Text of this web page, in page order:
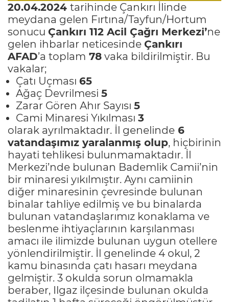
20.04.2024 tarihinde Çankırı İlinde
meydana gelen Fırtına/Tayfun/Hortum
sonucu Çankırı 112 Acil Çağrı Merkezi’ne
gelen ihbarlar neticesinde Çankırı
AFAD’a toplam 78 vaka bildirilmiştir. Bu
vakalar;
Çatı Uçması 65
Ağaç Devrilmesi 5
Zarar Gören Ahır Sayısı 5
Cami Minaresi Yıkılması 3
olarak ayrılmaktadır. İl genelinde 6
vatandaşımız yaralanmış olup, hiçbirinin
hayati tehlikesi bulunmamaktadır. İl
Merkezi’nde bulunan Bademlik Camii’nin
bir minaresi yıkılmıştır. Aynı camiinin
diğer minaresinin çevresinde bulunan
binalar tahliye edilmiş ve bu binalarda
bulunan vatandaşlarımız konaklama ve
beslenme ihtiyaçlarının karşılanması
amacı ile ilimizde bulunan uygun otellere
yönlendirilmiştir. İl genelinde 4 okul, 2
kamu binasında çatı hasarı meydana
gelmiştir. 3 okulda sorun olmamakla
beraber, Ilgaz ilçesinde bulunan okulda